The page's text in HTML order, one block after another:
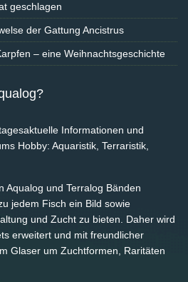
geschlagen
der Gattung Ancistrus
– eine Weihnachtsgeschichte
Informationen und
Hobby: Aquaristik, Terraristik,
Aqualog und Terralog Bänden
jedem Fisch ein Bild sowie
und Zucht zu bieten. Daher wird
erweitert und mit freundlicher
Glaser um Zuchtformen, Raritäten